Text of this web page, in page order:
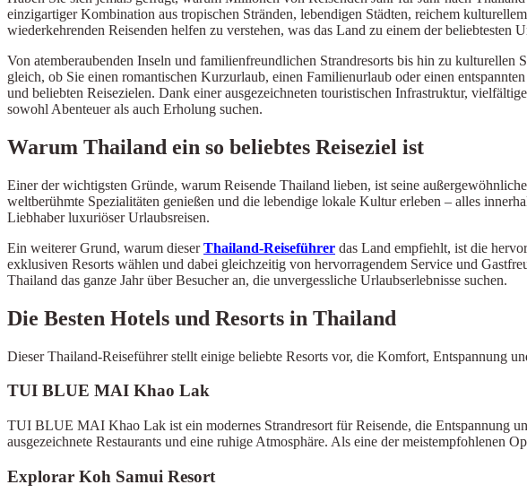
einzigartiger Kombination aus tropischen Stränden, lebendigen Städten, reichem
wiederkehrenden Reisenden helfen zu verstehen, was das Land zu einem der beliebtesten
Von atemberaubenden Inseln und familienfreundlichen Strandresorts bis hin zu
gleich, ob Sie einen romantischen Kurzurlaub, einen Familienurlaub oder einen
und beliebten Reisezielen. Dank einer ausgezeichneten touristischen Infrastruktur,
sowohl Abenteuer als auch Erholung suchen.
Warum Thailand ein so beliebtes Reiseziel ist
Einer der wichtigsten Gründe, warum Reisende Thailand lieben, ist seine
weltberühmte Spezialitäten genießen und die lebendige lokale Kultur erleben – alles
Liebhaber luxuriöser Urlaubsreisen.
Ein weiterer Grund, warum dieserThailand-Reiseführer das Land empfiehlt, ist die
exklusiven Resorts wählen und dabei gleichzeitig von hervorragendem Service und
Thailand das ganze Jahr über Besucher an, die unvergessliche Urlaubserlebnisse suchen.
Die Besten Hotels und Resorts in Thailand
Dieser Thailand-Reiseführer stellt einige beliebte Resorts vor, die Komfort, Entspannung
TUI BLUE MAI Khao Lak
TUI BLUE MAI Khao Lak ist ein modernes Strandresort für Reisende, die Entspannung
ausgezeichnete Restaurants und eine ruhige Atmosphäre. Als eine der meistempfohlenen
Explorar Koh Samui Resort